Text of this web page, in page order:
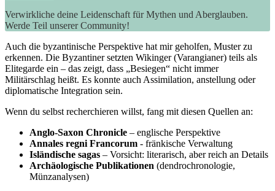
Verwirkliche deine Leidenschaft für Mythen und Aberglauben.
Werde Teil unserer Community!
Auch die ⁢byzantinische Perspektive hat mir geholfen, Muster ⁤zu
erkennen. Die Byzantiner setzten Wikinger (Varangianer) teils als
Elitegarde ein – das⁣ zeigt, dass „Besiegen“ nicht immer
Militärschlag heißt.⁣ Es konnte ‍auch Assimilation, anstellung oder
⁤diplomatische Integration ⁢sein.
Wenn ⁤du ‌selbst recherchieren⁢ willst, fang mit‍ diesen ‍Quellen an:
Anglo-Saxon‌ Chronicle – englische Perspektive
Annales regni‌ Francorum ‌-‌ fränkische Verwaltung
Isländische sagas – Vorsicht: literarisch,‌ aber reich ‍an ‍Details
Archäologische Publikationen (dendrochronologie,
Münzanalysen)